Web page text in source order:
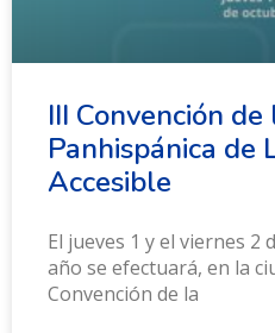
III Convención de
Panhispánica de
Accesible
El jueves 1 y el viernes
año se efectuará, en la
Convención de la